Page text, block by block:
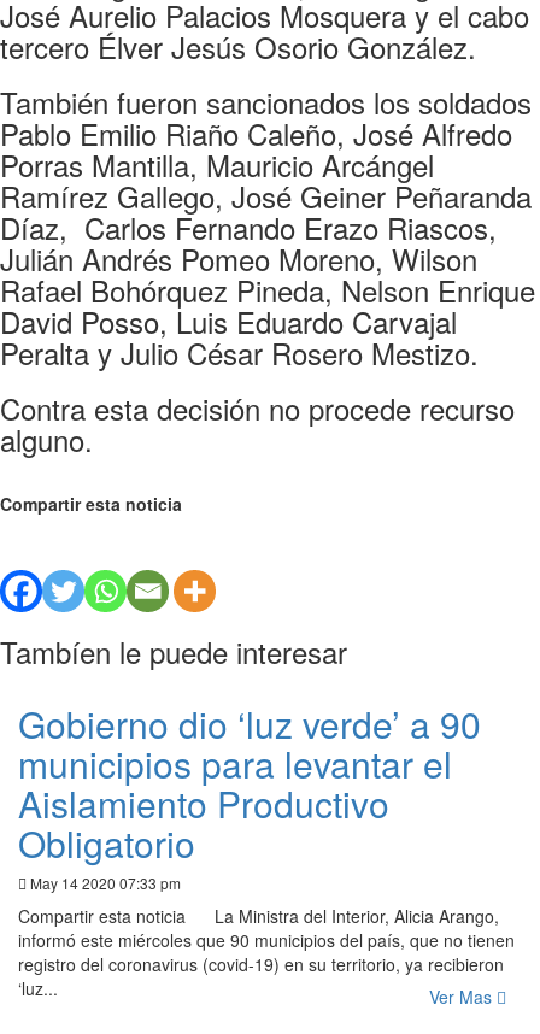
José Aurelio Palacios Mosquera y el cabo
tercero Élver Jesús Osorio González.
También fueron sancionados los soldados
Pablo Emilio Riaño Caleño, José Alfredo
Porras Mantilla, Mauricio Arcángel
Ramírez Gallego, José Geiner Peñaranda
Díaz, Carlos Fernando Erazo Riascos,
Julián Andrés Pomeo Moreno, Wilson
Rafael Bohórquez Pineda, Nelson Enrique
David Posso, Luis Eduardo Carvajal
Peralta y Julio César Rosero Mestizo.
Contra esta decisión no procede recurso
alguno.
Compartir esta noticia
Tambíen le puede interesar
Gobierno dio ‘luz verde’ a 90
municipios para levantar el
Aislamiento Productivo
Obligatorio
May 14 2020 07:33 pm
Compartir esta noticia La Ministra del Interior, Alicia Arango,
informó este miércoles que 90 municipios del país, que no tienen
registro del coronavirus (covid-19) en su territorio, ya recibieron
‘luz...
Ver Mas